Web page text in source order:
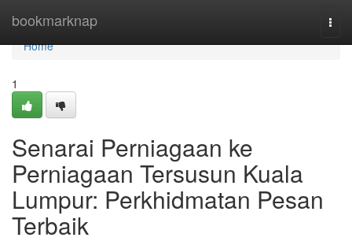
bookmarknap
Home
Home
1
Senarai Perniagaan ke
Perniagaan Tersusun Kuala
Lumpur: Perkhidmatan Pesan
Terbaik